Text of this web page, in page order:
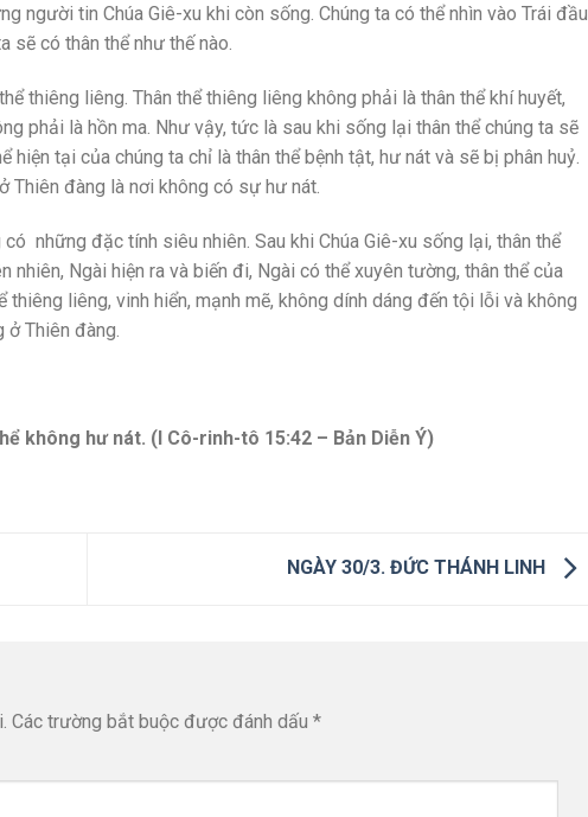
người tin Chúa Giê-xu khi còn sống. Chúng ta có thể nhìn vào Trái đầu
sẽ có thân thể như thế nào.
thiêng liêng. Thân thể thiêng liêng không phải là thân thể khí huyết,
phải là hồn ma. Như vậy, tức là sau khi sống lại thân thể chúng ta sẽ
hiện tại của chúng ta chỉ là thân thể bệnh tật, hư nát và sẽ bị phân huỷ.
Thiên đàng là nơi không có sự hư nát.
những đặc tính siêu nhiên. Sau khi Chúa Giê-xu sống lại, thân thể
Ngài hiện ra và biến đi, Ngài có thể xuyên tường, thân thể của
liêng, vinh hiển, mạnh mẽ, không dính dáng đến tội lỗi và không
Thiên đàng.
không hư nát. (I Cô-rinh-tô 15:42 – Bản Diễn Ý)
NGÀY 30/3. ĐỨC THÁNH LINH
Các trường bắt buộc được đánh dấu *